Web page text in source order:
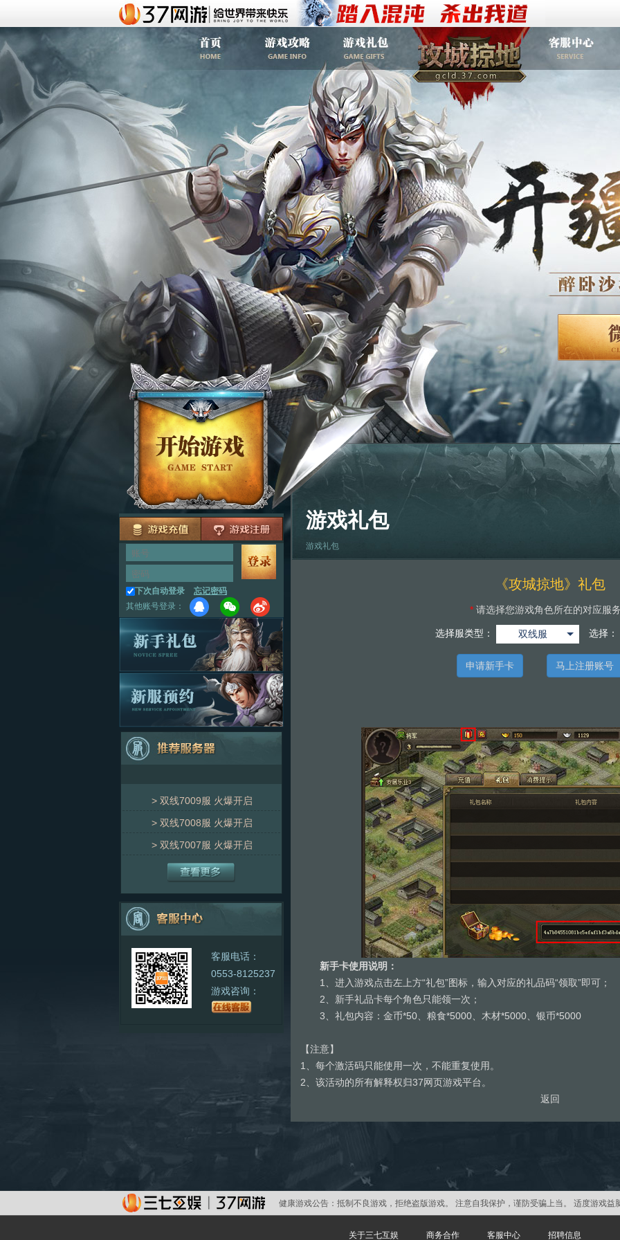
下次自动登录
忘记密码
其他账号登录：
> 双线7009服 火爆开启
> 双线7008服 火爆开启
> 双线7007服 火爆开启
客服电话：
0553-8125237
游戏咨询：
游戏礼包
游戏礼包
《攻城掠地》礼包
*请选择您游戏角色所在的对应服
选择服类型： 双线服 选择 ：
申请新手卡 马上注册账号
新手卡使用说明：
1、进入游戏点击左上方“礼包”图标，输入对应的礼品码“领取”即可；
2、新手礼品卡每个角色只能领一次；
3、礼包内容：金币*50、粮食*5000、木材*5000、银币*5000
【注意】
1、每个激活码只能使用一次，不能重复使用。
2、该活动的所有解释权归37网页游戏平台。
返回
健康游戏公告： 抵制不良游戏，拒绝盗版游戏。 注意自我保护，谨防受骗上当。 适度游戏
关于三七互娱 商务合作 客服中心 招聘信息